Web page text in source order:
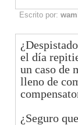
Escrito por:
el día
un caso de
lleno de
¿Seguro